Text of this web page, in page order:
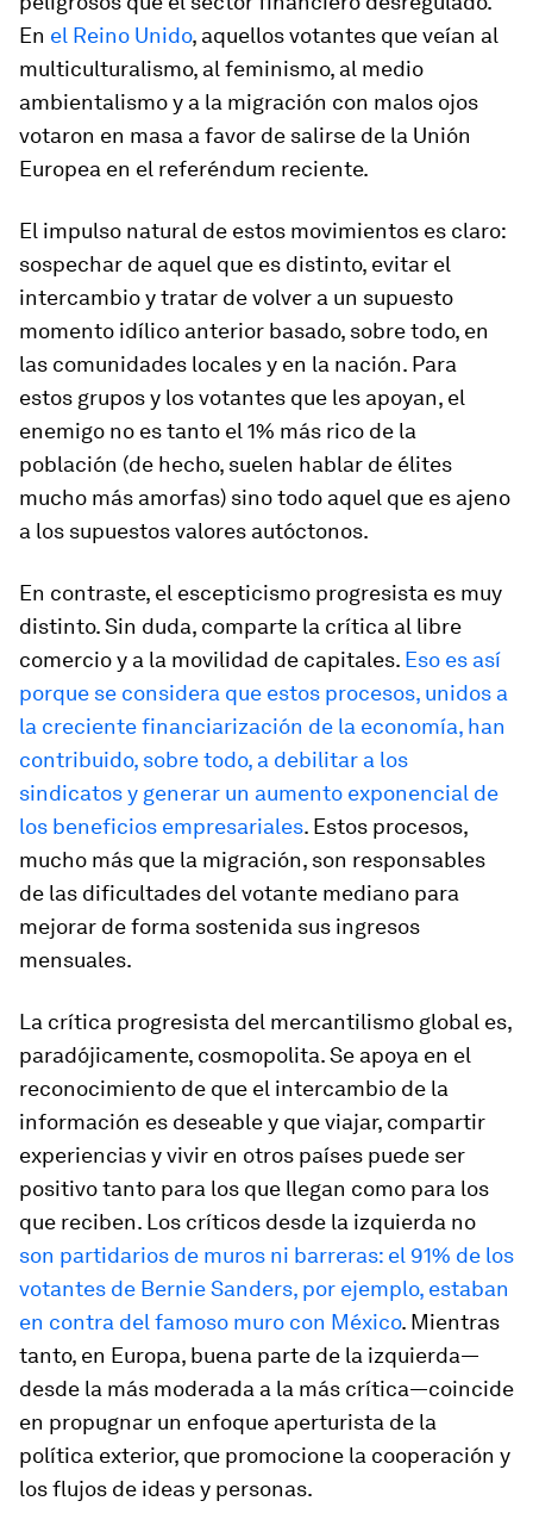
En el Reino Unido, aquellos votantes que veían al
multiculturalismo, al feminismo, al medio
ambientalismo y a la migración con malos ojos
votaron en masa a favor de salirse de la Unión
Europea en el referéndum reciente.
El impulso natural de estos movimientos es claro:
sospechar de aquel que es distinto, evitar el
intercambio y tratar de volver a un supuesto
momento idílico anterior basado, sobre todo, en
las comunidades locales y en la nación. Para
estos grupos y los votantes que les apoyan, el
enemigo no es tanto el 1% más rico de la
población (de hecho, suelen hablar de élites
mucho más amorfas) sino todo aquel que es ajeno
a los supuestos valores autóctonos.
En contraste, el escepticismo progresista es muy
distinto. Sin duda, comparte la crítica al libre
comercio y a la movilidad de capitales. Eso es así
porque se considera que estos procesos, unidos a
la creciente financiarización de la economía, han
contribuido, sobre todo, a debilitar a los
sindicatos y generar un aumento exponencial de
los beneficios empresariales. Estos procesos,
mucho más que la migración, son responsables
de las dificultades del votante mediano para
mejorar de forma sostenida sus ingresos
mensuales.
La crítica progresista del mercantilismo global es,
paradójicamente, cosmopolita. Se apoya en el
reconocimiento de que el intercambio de la
información es deseable y que viajar, compartir
experiencias y vivir en otros países puede ser
positivo tanto para los que llegan como para los
que reciben. Los críticos desde la izquierda no
son partidarios de muros ni barreras: el 91% de los
votantes de Bernie Sanders, por ejemplo, estaban
en contra del famoso muro con México. Mientras
tanto, en Europa, buena parte de la izquierda—
desde la más moderada a la más crítica—coincide
en propugnar un enfoque aperturista de la
política exterior, que promocione la cooperación y
los flujos de ideas y personas.